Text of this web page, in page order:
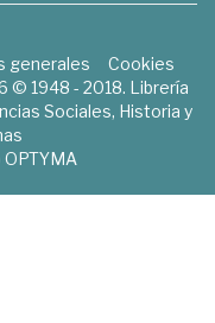
generales
Cookies
© 1948 - 2018. Librería
Sociales, Historia y
OPTYMA